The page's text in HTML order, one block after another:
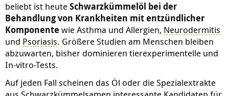
beliebt ist heuteSchwarzkümmelöl bei der
Behandlung von Krankheiten mit entzündlicher
Komponente wie Asthma und Allergien, Neurodermitis
und Psoriasis. Größere Studien am Menschen bleiben
abzuwarten, bisher dominieren tierexperimentelle und
In-vitro-Tests.
Auf jeden Fall scheinen das Öl oder die Spezialextrakte